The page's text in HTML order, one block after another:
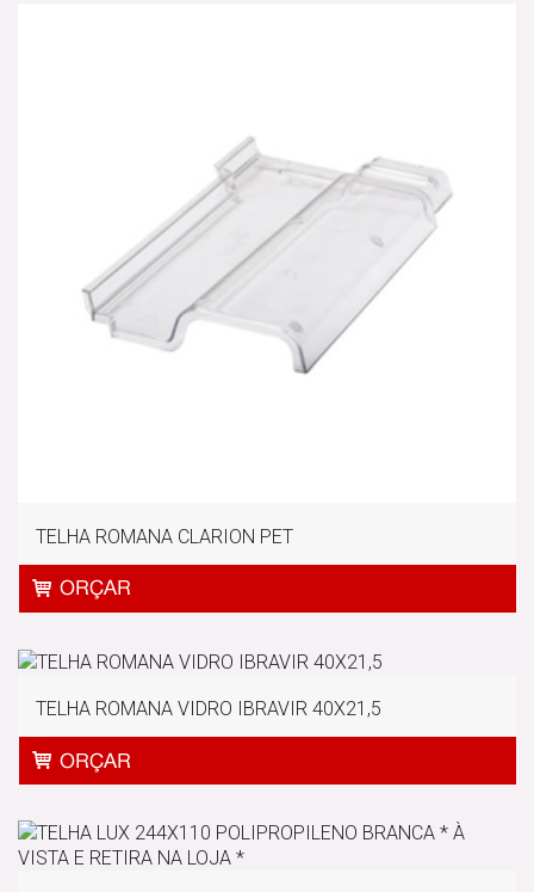
TELHA ROMANA CLARION PET
TELHA ROMANA VIDRO IBRAVIR 40X21,5